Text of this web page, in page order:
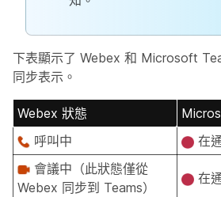
下表顯示了 Webex 和 Microsoft
同步表示。
Webex 狀態
呼叫中
在
會議中（此狀態僅從
Webex 同步到 Teams）
在